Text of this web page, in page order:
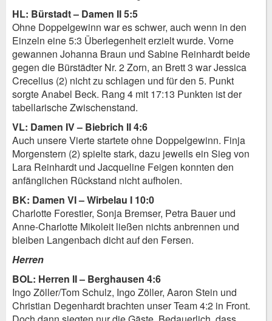
HL: Bürstadt – Damen II 5:5
Ohne Doppelgewinn war es schwer, auch wenn in den
Einzeln eine 5:3 Überlegenheit erzielt wurde. Vorne
gewannen Johanna Braun und Sabine Reinhardt beide
gegen die Bürstädter Nr. 2 Zorn, an Brett 3 war Jessica
Crecelius (2) nicht zu schlagen und für den 5. Punkt
sorgte Anabel Beck. Rang 4 mit 17:13 Punkten ist der
tabellarische Zwischenstand.
VL: Damen IV – Biebrich II 4:6
Auch unsere Vierte startete ohne Doppelgewinn. Finja
Morgenstern (2) spielte stark, dazu jeweils ein Sieg von
Lara Reinhardt und Jacqueline Feigen konnten den
anfänglichen Rückstand nicht aufholen.
BK: Damen VI – Wirbelau I 10:0
Charlotte Forestier, Sonja Bremser, Petra Bauer und
Anne-Charlotte Mikoleit ließen nichts anbrennen und
bleiben Langenbach dicht auf den Fersen.
Herren
BOL: Herren II – Berghausen 4:6
Ingo Zöller/Tom Schulz, Ingo Zöller, Aaron Stein und
Christian Degenhardt brachten unser Team 4:2 in Front.